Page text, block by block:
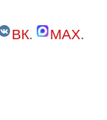
ВК. MAX.